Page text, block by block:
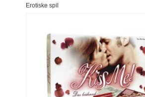
Erotiske spil